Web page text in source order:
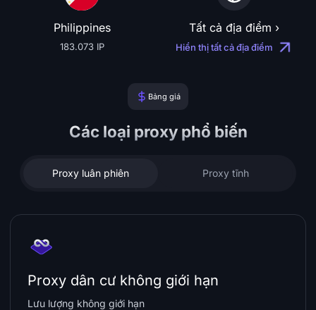
Philippines
183.073 IP
Tất cả địa điểm ›
Hiển thị tất cả địa điểm
Bảng giá
Các loại proxy phổ biến
Proxy luân phiên Proxy tĩnh
Proxy dân cư không giới hạn
Lưu lượng không giới hạn